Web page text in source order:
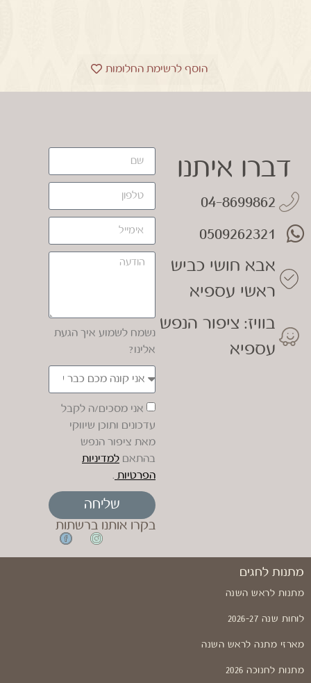
הוסף לרשימת החלומות
דברו איתנו
04-8699862
0509262321
אבא חושי כביש
ראשי עספיא
בוויז: ציפור הנפש
עספיא
נשמח לשמוע איך הגעת
אלינו?
אני מסכים/ה לקבל
עדכונים ותוכן שיווקי
מאת ציפור הנפש
בהתאם למדיניות
הפרטיות .
שליחה
בקרו אותנו ברשתות
מתנות לחגים
מתנות לראש השנה
לוחות שנה 2026-27
מארזי מתנה לראש השנה
מתנות לחנוכה 2026